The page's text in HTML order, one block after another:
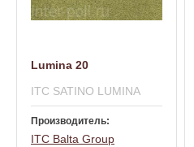
Lumina 20
ITC SATINO LUMINA
Производитель:
ITC Balta Group